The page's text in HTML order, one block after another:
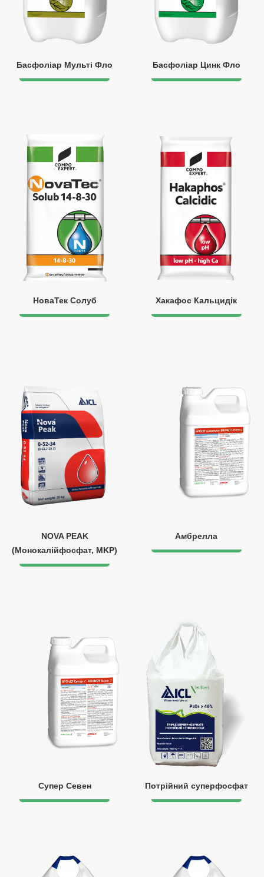
Басфоліар Мульті Фло Басфоліар Цинк Фло
НоваТек Солуб Хакафос Кальцидік
NOVA PEAK
(Монокалійфосфат, MKP)
Амбрелла
Супер Севен Потрійний суперфосфат